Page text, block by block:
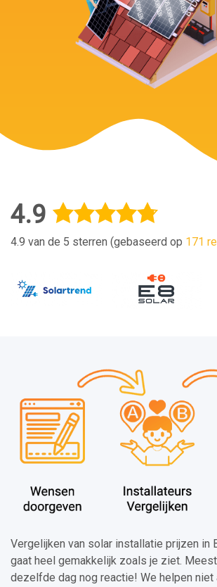
4.9
4.9 van de 5 sterren (gebaseerd op 171
Vergelijken van solar installatie prijzen in
gaat heel gemakkelijk zoals je ziet.
dezelfde dag nog reactie! We helpen niet